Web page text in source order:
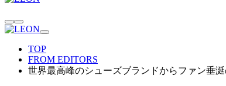
TOP
FROM EDITORS
世界最高峰のシューズブランドからファン垂涎